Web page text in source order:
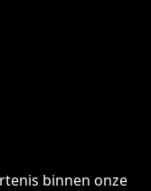
binnen onze